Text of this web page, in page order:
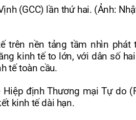
(GCC) lần thứ hai. (Ảnh:
trên nền tảng tầm nhìn phát
kinh tế to lớn, với dân số
tế toàn cầu.
định Thương mại Tự do
kinh tế dài hạn.